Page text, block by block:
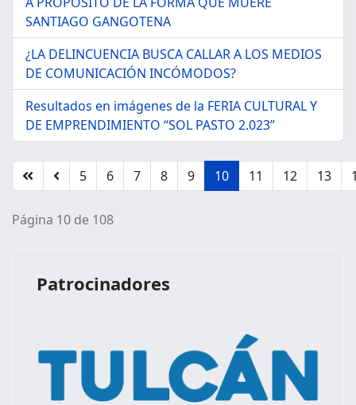
SANTIAGO GANGOTENA
¿LA DELINCUENCIA BUSCA CALLAR A LOS MEDIOS
DE COMUNICACIÓN INCÓMODOS?
Resultados en imágenes de la FERIA CULTURAL Y
DE EMPRENDIMIENTO “SOL PASTO 2.023”
5 6 7 8 9 10 11 12 13
Página 10 de 108
Patrocinadores